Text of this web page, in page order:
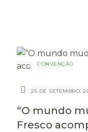
CONVENÇÃO
25 DE SETEMBRO,
“O mundo
Fresco